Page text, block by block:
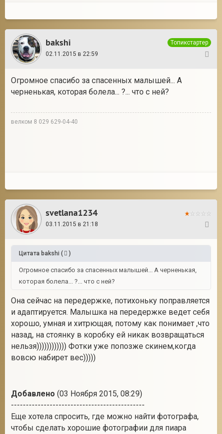
bakshi
Топикстартер
02.11.2015 в 22:59
Огромное спасибо за спасенных малышей... А
черненькая, которая болела... ?... что с ней?
велком 8 029 629-04-40
svetlana1234
03.11.2015 в 21:18
Цитата bakshi ( )
Огромное спасибо за спасенных малышей... А черненькая,
которая болела... ?... что с ней?
Она сейчас на передержке, потихоньку поправляется
и адаптируется. Малышка на передержке ведет себя
хорошо, умная и хитрющая, потому как понимает ,что
назад, на стоянку в коробку ей никак возвращаться
нельзя)))))))))))) Фотки уже попозже скинем,когда
вовсю набирет вес)))))
Добавлено (03 Ноября 2015, 08:29)
---------------------------------------------
Еще хотела спросить, где можно найти фотографа,
чтобы сделать хорошие фотографии для пиара